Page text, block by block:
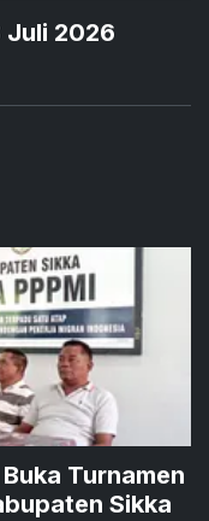
Juli 2026
Turnamen
Sikka